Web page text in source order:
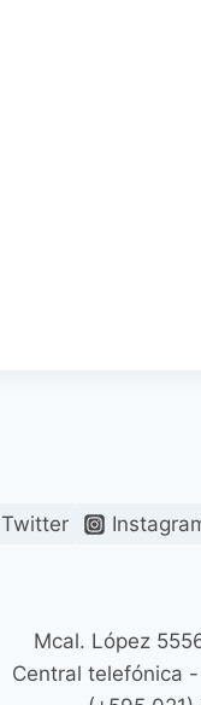
Twitter
Mcal. López
Central telefónica